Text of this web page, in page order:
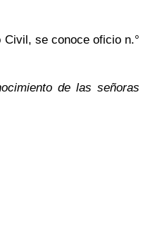
se conoce oficio n.°
de las señoras